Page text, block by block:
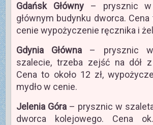
Gdańsk Główny– prysznic w
głównym budynku dworca. Cena
cenie wypożyczenie ręcznika i
Gdynia Główna – prysznic w
szalecie, trzeba zejść na dół
Cena to około 12 zł,
mydło w cenie.
Jelenia Góra– prysznic w
dworca kolejowego. Cena